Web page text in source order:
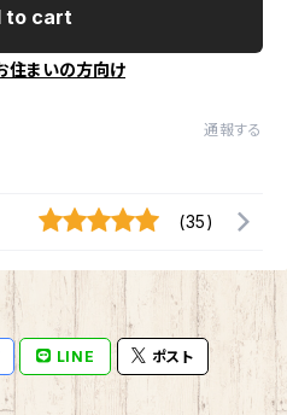
to cart
住まいの方向け
通報する
(35)
LINE ポスト